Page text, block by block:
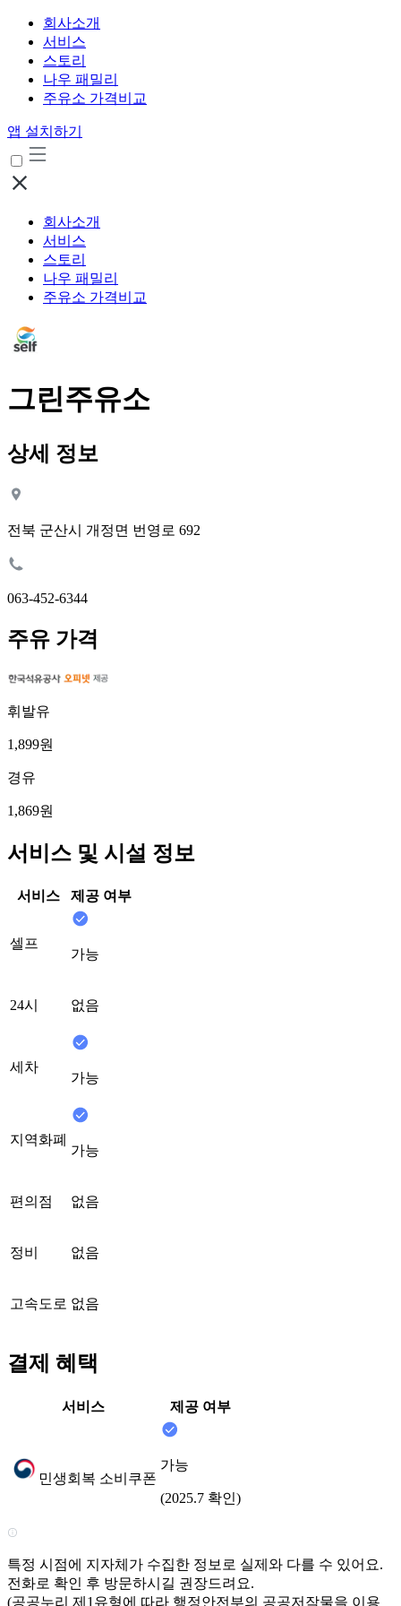
회사소개
서비스
스토리
나우 패밀리
주유소 가격비교
앱 설치하기
회사소개
서비스
스토리
나우 패밀리
주유소 가격비교
그린주유소
상세 정보
전북 군산시 개정면 번영로 692
063-452-6344
주유 가격
휘발유
1,899원
경유
1,869원
서비스 및 시설 정보
서비스 제공 여부
셀프
가능
24시 없음
세차
가능
지역화폐
가능
편의점 없음
정비 없음
고속도로 없음
결제 혜택
서비스 제공 여부
민생회복 소비쿠폰
가능
(2025.7 확인)
특정 시점에 지자체가 수집한 정보로 실제와 다를 수 있어요.
전화로 확인 후 방문하시길 권장드려요.
(공공누리 제1유형에 따라 행정안전부의 공공저작물을 이용